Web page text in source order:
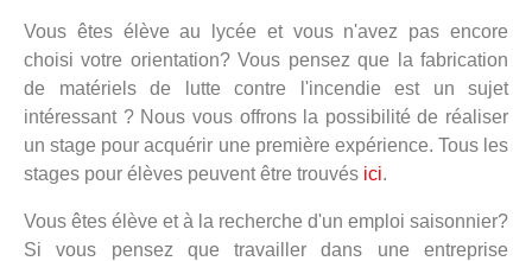
Vous êtes élève au lycée et vous n'avez pas encore
choisi votre orientation? Vous pensez que la fabrication
de matériels de lutte contre l'incendie est un sujet
intéressant ? Nous vous offrons la possibilité de réaliser
un stage pour acquérir une première expérience. Tous les
stages pour élèves peuvent être trouvés ici.
Vous êtes élève et à la recherche d'un emploi saisonnier?
Si vous pensez que travailler dans une entreprise